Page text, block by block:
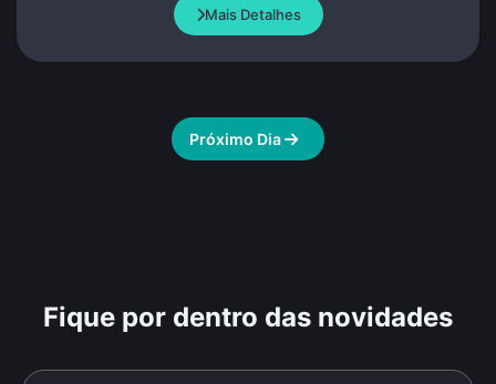
Mais Detalhes
Próximo Dia
Fique por dentro das novidades